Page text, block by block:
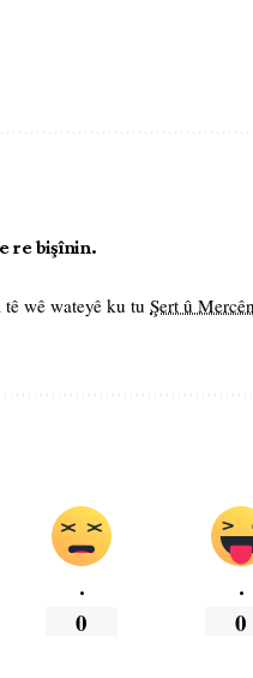
re bişînin.
wê wateyê ku tu Şert û
.
0
.
0